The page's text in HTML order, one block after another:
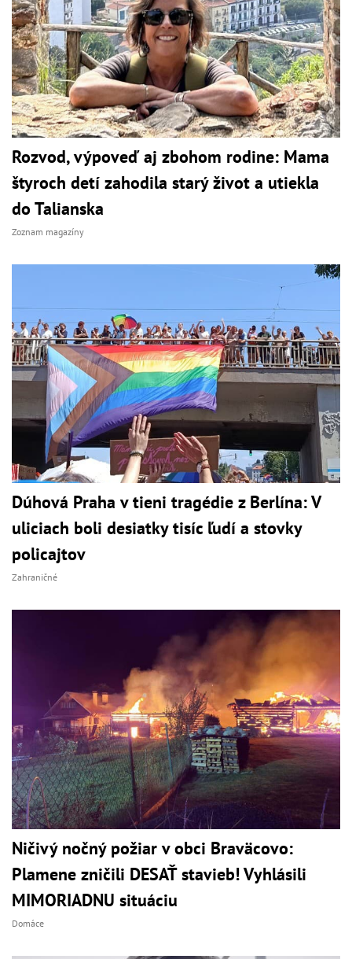
Rozvod, výpoveď aj zbohom rodine: Mama
štyroch detí zahodila starý život a utiekla
do Talianska
Zoznam magazíny
Dúhová Praha v tieni tragédie z Berlína: V
uliciach boli desiatky tisíc ľudí a stovky
policajtov
Zahraničné
Ničivý nočný požiar v obci Braväcovo:
Plamene zničili DESAŤ stavieb! Vyhlásili
MIMORIADNU situáciu
Domáce